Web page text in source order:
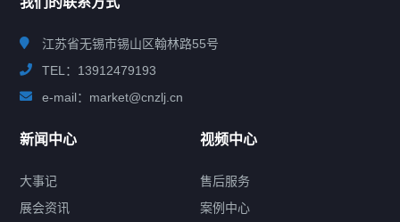
江苏省无锡市锡山区翰林路55号
TEL：13912479193
e-mail：market@cnzlj.cn
新闻中心
大事记
展会资讯
视频中心
售后服务
案例中心